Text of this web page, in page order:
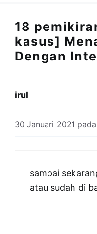
18
kasus]
Dengan
irul
30 Januari 2021
sampai
atau sudah di